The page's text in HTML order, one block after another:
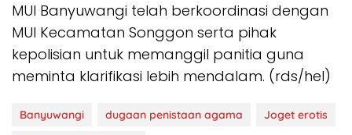
MUI Banyuwangi telah berkoordinasi dengan
MUI Kecamatan Songgon serta pihak
kepolisian untuk memanggil panitia guna
meminta klarifikasi lebih mendalam. (rds/hel)
Banyuwangi dugaan penistaan agama
Joget erotis